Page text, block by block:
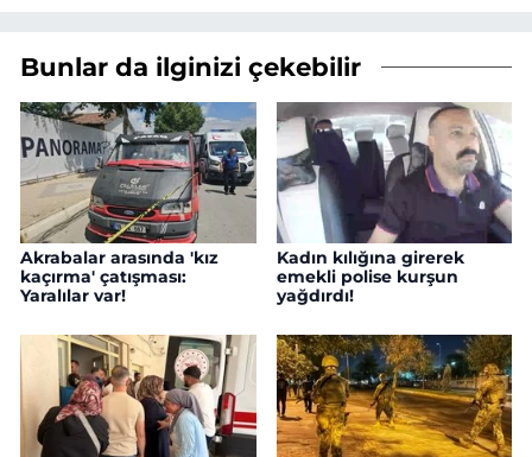
Bunlar da ilginizi çekebilir
Akrabalar arasında 'kız
kaçırma' çatışması:
Yaralılar var!
Kadın kılığına girerek
emekli polise kurşun
yağdırdı!